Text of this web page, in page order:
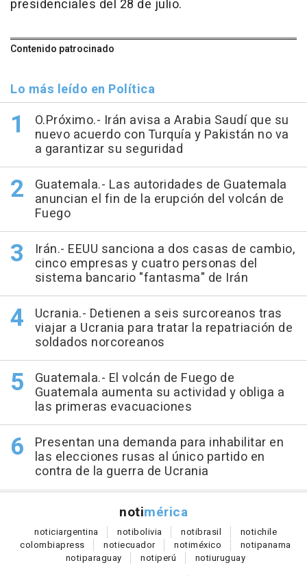
presidenciales del 28 de julio.
Contenido patrocinado
Lo más leído en Política
O.Próximo.- Irán avisa a Arabia Saudí que su
nuevo acuerdo con Turquía y Pakistán no va
a garantizar su seguridad
Guatemala.- Las autoridades de Guatemala
anuncian el fin de la erupción del volcán de
Fuego
Irán.- EEUU sanciona a dos casas de cambio,
cinco empresas y cuatro personas del
sistema bancario "fantasma" de Irán
Ucrania.- Detienen a seis surcoreanos tras
viajar a Ucrania para tratar la repatriación de
soldados norcoreanos
Guatemala.- El volcán de Fuego de
Guatemala aumenta su actividad y obliga a
las primeras evacuaciones
Presentan una demanda para inhabilitar en
las elecciones rusas al único partido en
contra de la guerra de Ucrania
notimérica
noticiargentina notibolivia notibrasil notichile
colombiapress notiecuador notiméxico notipanama
notiparaguay notiperú notiuruguay